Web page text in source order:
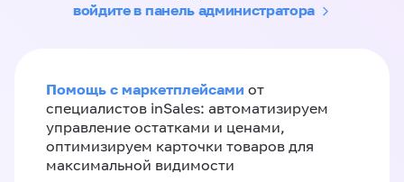
войдите в панель администратора
Помощь с маркетплейсами от
специалистов inSales: автоматизируем
управление остатками и ценами,
оптимизируем карточки товаров для
максимальной видимости